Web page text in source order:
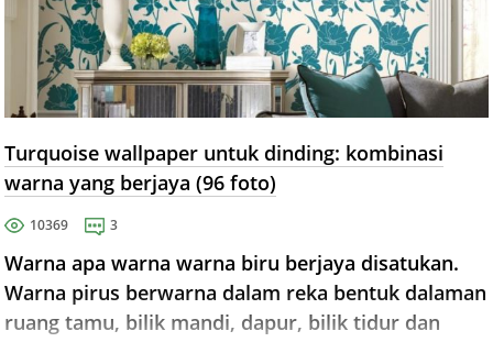
Turquoise wallpaper untuk dinding: kombinasi
warna yang berjaya (96 foto)
10369 3
Warna apa warna warna biru berjaya disatukan.
Warna pirus berwarna dalam reka bentuk dalaman
ruang tamu, bilik mandi, dapur, bilik tidur dan